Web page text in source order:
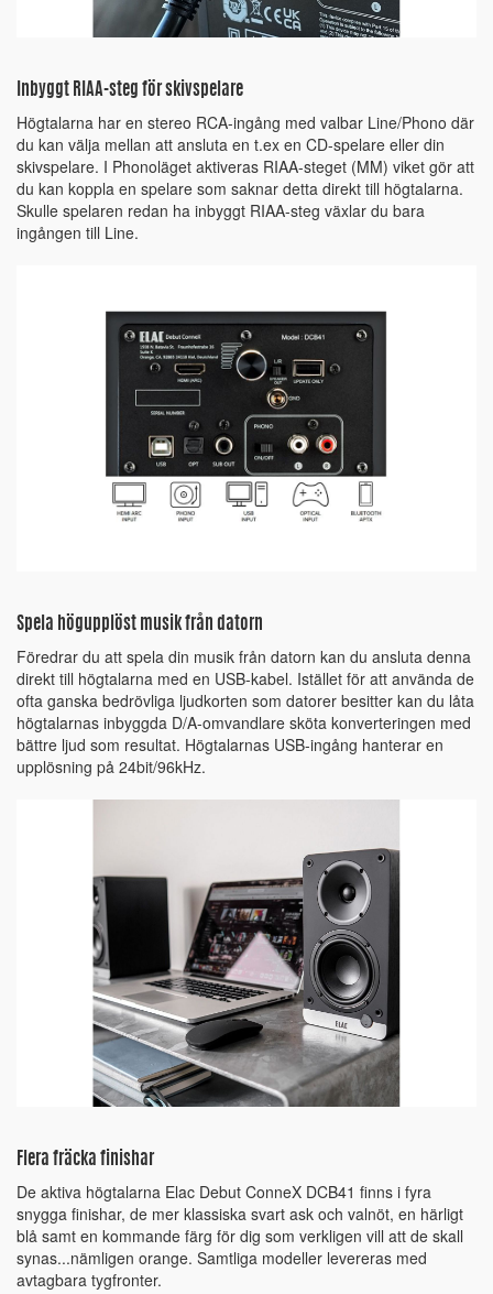
Inbyggt RIAA-steg för skivspelare
Högtalarna har en stereo RCA-ingång med valbar Line/Phono där
du kan välja mellan att ansluta en t.ex en CD-spelare eller din
skivspelare. I Phonoläget aktiveras RIAA-steget (MM) viket gör att
du kan koppla en spelare som saknar detta direkt till högtalarna.
Skulle spelaren redan ha inbyggt RIAA-steg växlar du bara
ingången till Line.
Spela högupplöst musik från datorn
Föredrar du att spela din musik från datorn kan du ansluta denna
direkt till högtalarna med en USB-kabel. Istället för att använda de
ofta ganska bedrövliga ljudkorten som datorer besitter kan du låta
högtalarnas inbyggda D/A-omvandlare sköta konverteringen med
bättre ljud som resultat. Högtalarnas USB-ingång hanterar en
upplösning på 24bit/96kHz.
Flera fräcka finishar
De aktiva högtalarna Elac Debut ConneX DCB41 finns i fyra
snygga finishar, de mer klassiska svart ask och valnöt, en härligt
blå samt en kommande färg för dig som verkligen vill att de skall
synas...nämligen orange. Samtliga modeller levereras med
avtagbara tygfronter.